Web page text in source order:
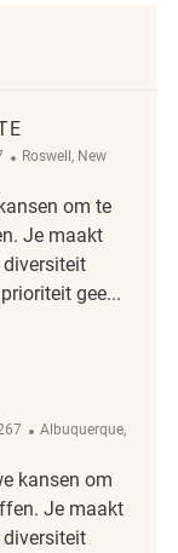
Plaats
Roswell, New
om te
Je maakt
gee...
Plaats
Albuquerque,
kansen om
Je maakt